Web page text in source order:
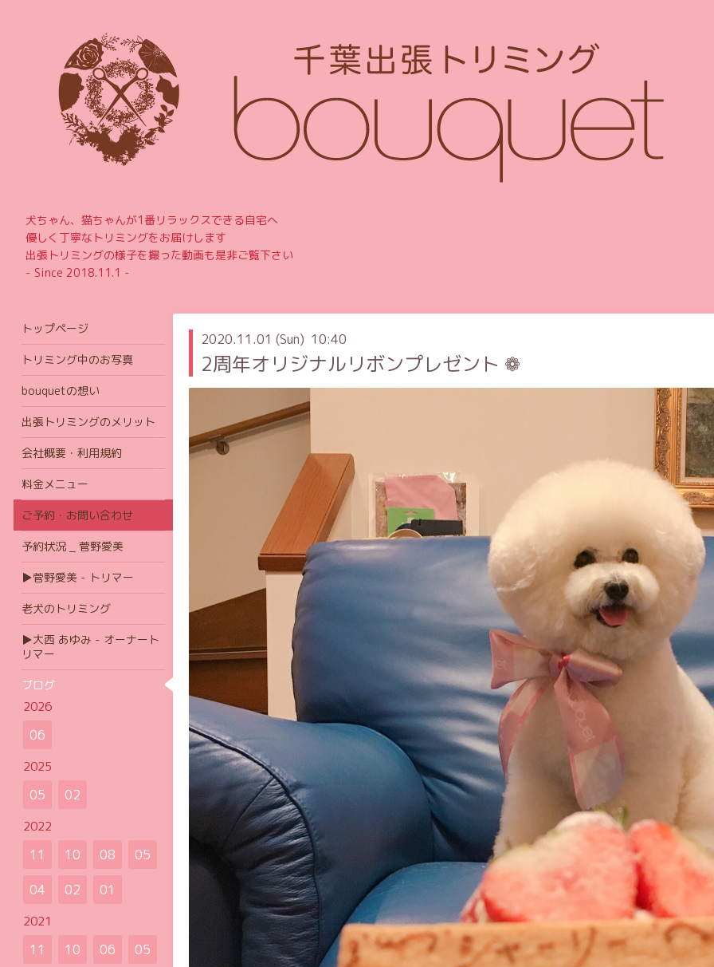
犬ちゃん、猫ちゃんが1番リラックスできる自宅へ
優しく丁寧なトリミングをお届けします
出張トリミングの様子を撮った動画も是非ご覧下さい
- Since 2018.11.1 -
2020.11.01 (Sun) 10:40
2周年オリジナルリボンプレゼント ❁
トップページ
トリミング中のお写真
bouquetの想い
出張トリミングのメリット
会社概要・利用規約
料金メニュー
ご予約・お問い合わせ
予約状況 _ 菅野愛美
▶菅野愛美 - トリマー
老犬のトリミング
▶大西 あゆみ - オーナート
リマー
ブログ
2026
06
2025
05 02
2022
11 10 08
05
04
02 01
2021
11 10 06
05